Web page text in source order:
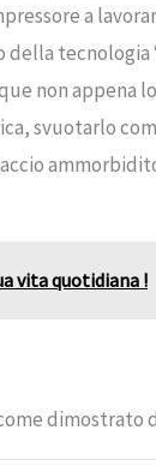
a
tecnologia
non appena
svuotarlo
vita quotidiana !
dimostrato